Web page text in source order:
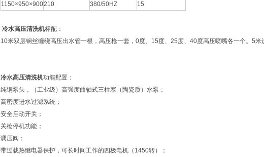
1150×950×900210 380/50HZ 15
冷水高压清洗机标配：
10米双层钢丝缠绕高压出水管一根，高压枪一套，0度、15度、25度、40度高压喷嘴各一个。5米
冷水高压清洗机功能配置：
纯铜泵头，（工业级）高强度曲轴式三柱塞（陶瓷质）水泵；
高密度进水过滤系统；
安全启动开关；
关枪停机功能；
调压阀；
带过载热继电器保护，可长时间工作的四极电机（1450转）；